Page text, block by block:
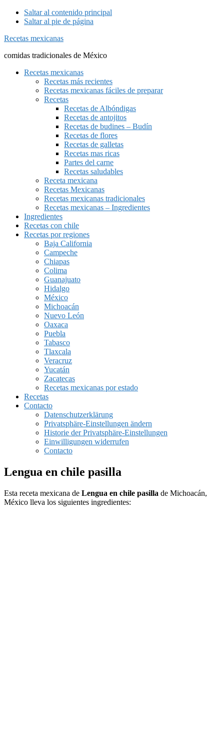
Saltar al contenido principal
Saltar al pie de página
Recetas mexicanas
comidas tradicionales de México
Recetas mexicanas
Recetas más recientes
Recetas mexicanas fáciles de preparar
Recetas
Recetas de Albóndigas
Recetas de antojitos
Recetas de budines – Budín
Recetas de flores
Recetas de galletas
Recetas mas ricas
Partes del carne
Recetas saludables
Receta mexicana
Recetas Mexicanas
Recetas mexicanas tradicionales
Recetas mexicanas – Ingredientes
Ingredientes
Recetas con chile
Recetas por regiones
Baja California
Campeche
Chiapas
Colima
Guanajuato
Hidalgo
México
Michoacán
Nuevo León
Oaxaca
Puebla
Tabasco
Tlaxcala
Veracruz
Yucatán
Zacatecas
Recetas mexicanas por estado
Recetas
Contacto
Datenschutzerklärung
Privatsphäre-Einstellungen ändern
Historie der Privatsphäre-Einstellungen
Einwilligungen widerrufen
Contacto
Lengua en chile pasilla
Esta receta mexicana de Lengua en chile pasilla de Michoacán,
México lleva los siguientes ingredientes: